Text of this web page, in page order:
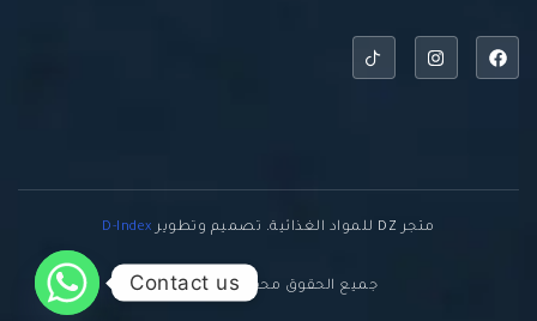
متجر DZ للمواد الغذائية. تصميم وتطوير D-Index
جميع الحقوق محفوظة © 2026.Contact us